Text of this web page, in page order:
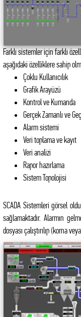
Farklı sistemler için farklı
aşağıdaki özelliklere sahip
Çoklu Kullanıcılık
Grafik Arayüzü
Kontrol ve Kumanda
Gerçek Zamanlı ve
Alarm sistemi
Veri toplama ve kayıt
Veri analizi
Rapor hazırlama
Sistem Topolojisi
SCADA Sistemleri görsel
sağlamaktadır. Alarmın
dosyası çalıştırılıp (korna